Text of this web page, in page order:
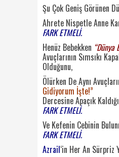
Şu Çok Geniş Görünen
Ahrete Nispetle Anne
FARK ETMELİ.
Henüz Bebekken “Dünya
Avuçlarının Sımsıkı
Olduğunu,
Ölürken De Aynı
Gidiyorum İşte!”
Dercesine Apaçık
FARK ETMELİ.
Ve Kefenin Cebinin
FARK ETMELİ.
Azrail‘in Her An Sürpriz